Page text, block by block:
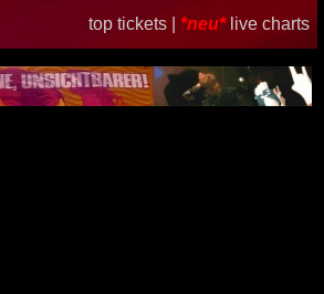
top tickets | *neu* live charts